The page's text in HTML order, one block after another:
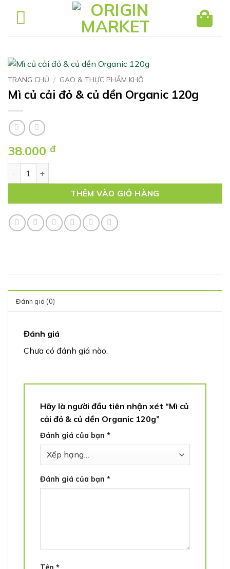
TRANG CHỦ / GẠO & THỰC PHẨM KHÔ
Mì củ cải đỏ & củ dền Organic 120g
38.000 đ
THÊM VÀO GIỎ HÀNG
Đánh giá (0)
Đánh giá
Chưa có đánh giá nào.
Hãy là người đầu tiên nhận xét “Mì củ
cải đỏ & củ dền Organic 120g”
Đánh giá của bạn *
Đánh giá của bạn *